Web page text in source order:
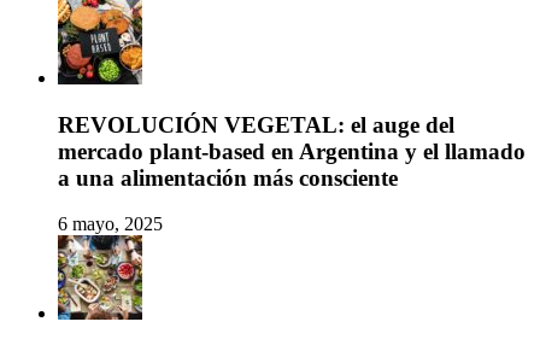
REVOLUCIÓN VEGETAL: el auge del
mercado plant-based en Argentina y el llamado
a una alimentación más consciente
6 mayo, 2025